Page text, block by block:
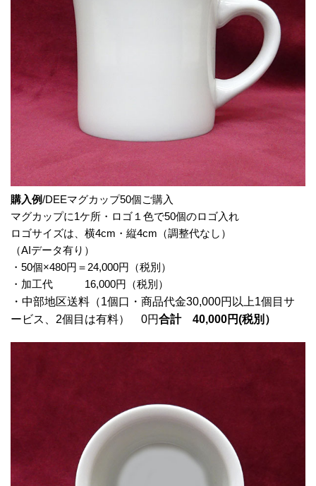
購入例/DEEマグカップ50個ご購入
マグカップに1ケ所・ロゴ１色で50個のロゴ入れ
ロゴサイズは、横4cm・縦4cm（調整代なし）
（AIデータ有り）
・50個×480円＝24,000円（税別）
・加工代 16,000円（税別）
・中部地区送料（1個口・商品代金30,000円以上1個目サ
ービス、2個目は有料） 0円合計 40,000円(税別）